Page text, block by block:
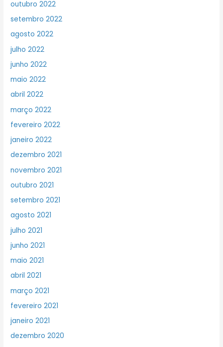
outubro 2022
setembro 2022
agosto 2022
julho 2022
junho 2022
maio 2022
abril 2022
março 2022
fevereiro 2022
janeiro 2022
dezembro 2021
novembro 2021
outubro 2021
setembro 2021
agosto 2021
julho 2021
junho 2021
maio 2021
abril 2021
março 2021
fevereiro 2021
janeiro 2021
dezembro 2020